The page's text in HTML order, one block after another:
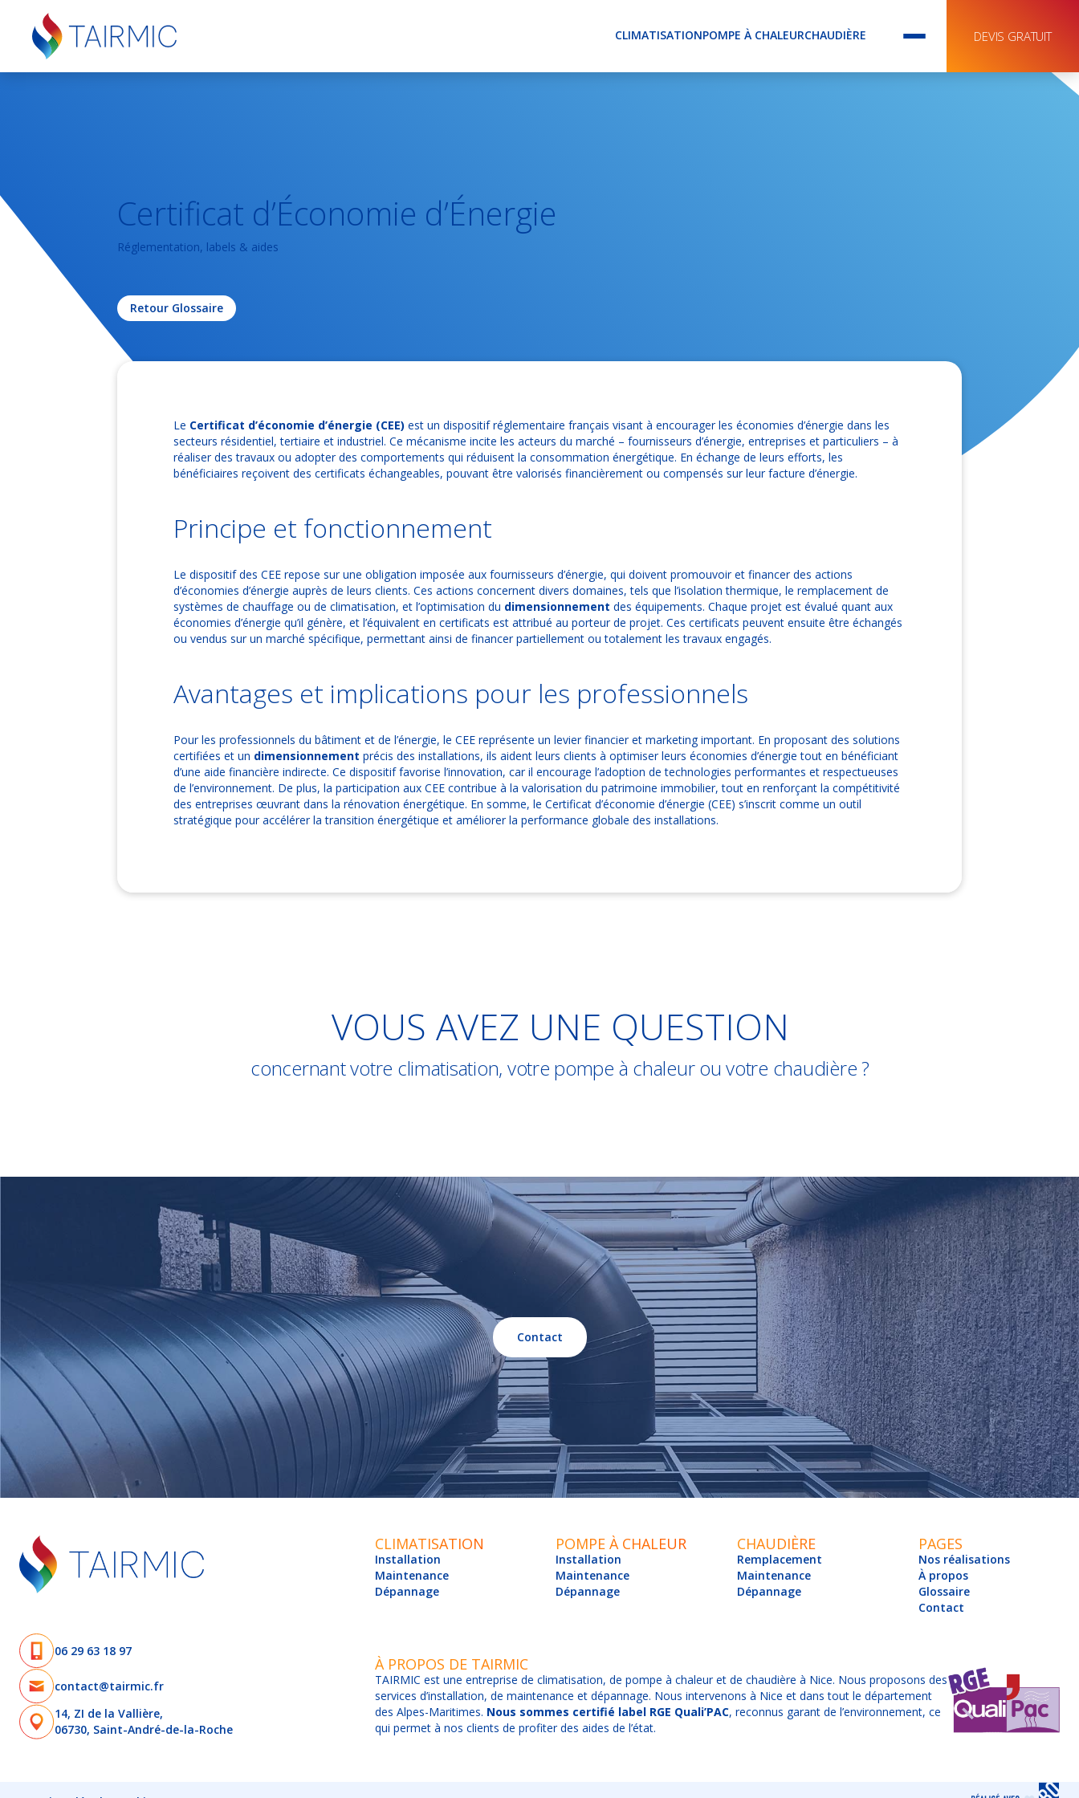
CLIMATISATIONPOMPE À CHALEURCHAUDIÈRE DEVIS GRATUIT
Certificat d’Économie d’Énergie
Réglementation, labels & aides
Retour Glossaire
Le Certificat d’économie d’énergie (CEE) est un dispositif réglementaire français visant à encourager les économies d’énergie dans les
secteurs résidentiel, tertiaire et industriel. Ce mécanisme incite les acteurs du marché – fournisseurs d’énergie, entreprises et particuliers – à
réaliser des travaux ou adopter des comportements qui réduisent la consommation énergétique. En échange de leurs efforts, les
bénéficiaires reçoivent des certificats échangeables, pouvant être valorisés financièrement ou compensés sur leur facture d’énergie.
Principe et fonctionnement
Le dispositif des CEE repose sur une obligation imposée aux fournisseurs d’énergie, qui doivent promouvoir et financer des actions
d’économies d’énergie auprès de leurs clients. Ces actions concernent divers domaines, tels que l’isolation thermique, le remplacement de
systèmes de chauffage ou de climatisation, et l’optimisation du dimensionnement des équipements. Chaque projet est évalué quant aux
économies d’énergie qu’il génère, et l’équivalent en certificats est attribué au porteur de projet. Ces certificats peuvent ensuite être échangés
ou vendus sur un marché spécifique, permettant ainsi de financer partiellement ou totalement les travaux engagés.
Avantages et implications pour les professionnels
Pour les professionnels du bâtiment et de l’énergie, le CEE représente un levier financier et marketing important. En proposant des solutions
certifiées et un dimensionnement précis des installations, ils aident leurs clients à optimiser leurs économies d’énergie tout en bénéficiant
d’une aide financière indirecte. Ce dispositif favorise l’innovation, car il encourage l’adoption de technologies performantes et respectueuses
de l’environnement. De plus, la participation aux CEE contribue à la valorisation du patrimoine immobilier, tout en renforçant la compétitivité
des entreprises œuvrant dans la rénovation énergétique. En somme, le Certificat d’économie d’énergie (CEE) s’inscrit comme un outil
stratégique pour accélérer la transition énergétique et améliorer la performance globale des installations.
VOUS AVEZ UNE QUESTION
concernant votre climatisation, votre pompe à chaleur ou votre chaudière ?
Contact
06 29 63 18 97
contact@tairmic.fr
14, ZI de la Vallière,
06730, Saint-André-de-la-Roche
CLIMATISATION
Installation
Maintenance
Dépannage
POMPE À CHALEUR
Installation
Maintenance
Dépannage
CHAUDIÈRE
Remplacement
Maintenance
Dépannage
PAGES
Nos réalisations
À propos
Glossaire
Contact
À PROPOS DE TAIRMIC
TAIRMIC est une entreprise de climatisation, de pompe à chaleur et de chaudière à Nice. Nous proposons des
services d’installation, de maintenance et dépannage. Nous intervenons à Nice et dans tout le département
des Alpes-Maritimes. Nous sommes certifié label RGE Quali’PAC, reconnus garant de l’environnement, ce
qui permet à nos clients de profiter des aides de l’état.